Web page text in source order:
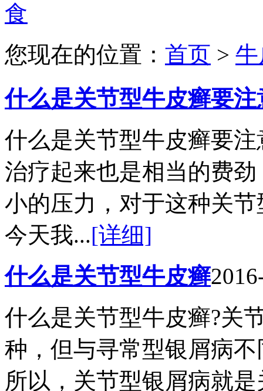
食
您现在的位置： 首页 >
什么是关节型牛皮癣要注
什么是关节型牛皮癣要
治疗起来也是相当的费
小的压力，对于这种关
今天我...[详细]
什么是关节型牛皮癣
什么是关节型牛皮癣?关
种，但与寻常型银屑病
所以，关节型银屑病就